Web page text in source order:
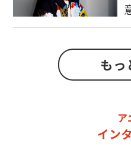
もっ
ア
イン